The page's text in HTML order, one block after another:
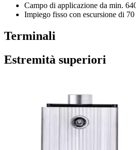
Campo di applicazione da min.
Impiego fisso con escursione di
Terminali
Estremità superiori